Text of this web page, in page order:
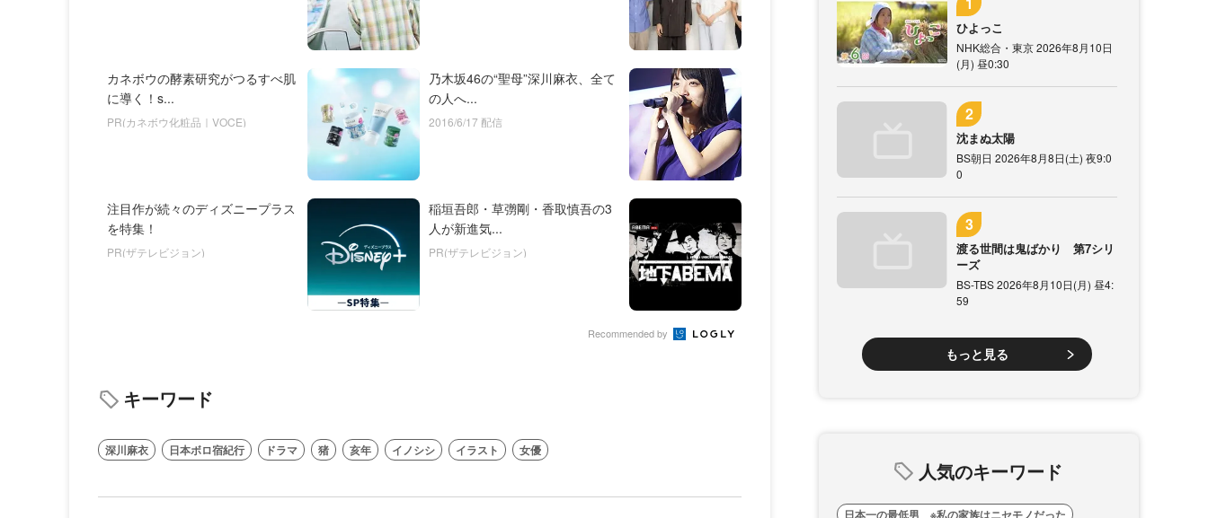
カネボウの酵素研究がつるすべ肌
に導く！s...
PR(カネボウ化粧品｜VOCE)
乃木坂46の“聖母”深川麻衣、全て
の人へ...
2016/6/17 配信
注目作が続々のディズニープラス
を特集！
PR(ザテレビジョン)
稲垣吾郎・草彅剛・香取慎吾の3
人が新進気...
PR(ザテレビジョン)
Recommended by
キーワード
深川麻衣 日本ボロ宿紀行 ドラマ 猪 亥年 イノシシ イラスト 女優
ひよっこ
NHK総合・東京 2026年8月10日
(月) 昼0:30
沈まぬ太陽
BS朝日 2026年8月8日(土) 夜9:0
0
渡る世間は鬼ばかり 第7シリ
ーズ
BS-TBS 2026年8月10日(月) 昼4:
59
もっと見る
人気のキーワード
日本一の最低男 ※私の家族はニセモノだった